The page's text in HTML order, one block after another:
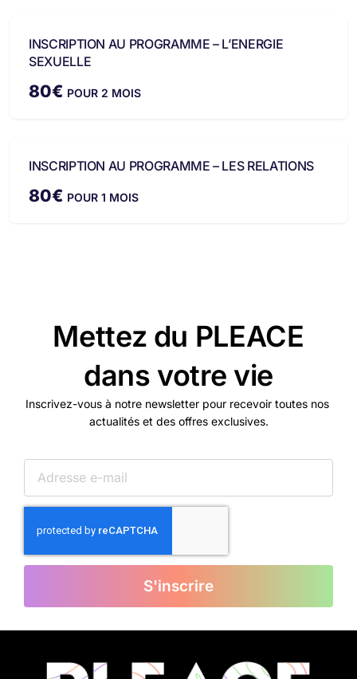
INSCRIPTION AU PROGRAMME – L’ENERGIE
SEXUELLE
80€ POUR 2 MOIS
INSCRIPTION AU PROGRAMME – LES RELATIONS
80€ POUR 1 MOIS
Mettez du PLEACE
dans votre vie
Inscrivez-vous à notre newsletter pour recevoir toutes nos
actualités et des offres exclusives.
S'inscrire